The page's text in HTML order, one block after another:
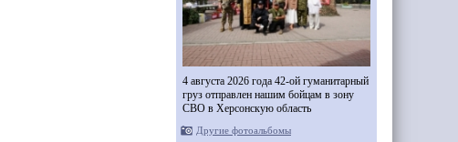
4 августа 2026 года 42-ой гуманитарный
груз отправлен нашим бойцам в зону
СВО в Херсонскую область
Другие фотоальбомы